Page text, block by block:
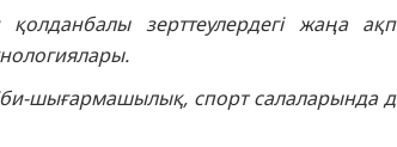
зерттеулердегі жаңа
шығармашылық, спорт салаларында